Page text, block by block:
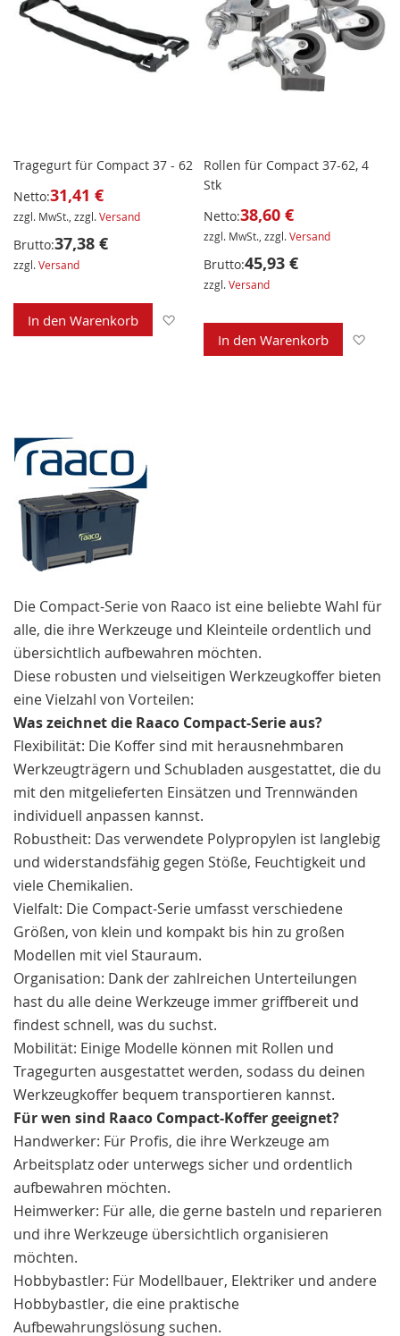
Tragegurt für Compact 37 - 62
Netto:31,41 €
zzgl. MwSt., zzgl.Versand
Brutto:37,38 €
zzgl.Versand
In den Warenkorb Zur Wunschliste hinzufügen
Rollen für Compact 37-62, 4
Stk
Netto:38,60 €
zzgl. MwSt., zzgl.Versand
Brutto:45,93 €
zzgl.Versand
In den Warenkorb
Die Compact-Serie von Raaco ist eine beliebte Wahl für
alle, die ihre Werkzeuge und Kleinteile ordentlich und
übersichtlich aufbewahren möchten.
Diese robusten und vielseitigen Werkzeugkoffer bieten
eine Vielzahl von Vorteilen:
Was zeichnet die Raaco Compact-Serie aus?
Flexibilität: Die Koffer sind mit herausnehmbaren
Werkzeugträgern und Schubladen ausgestattet, die du
mit den mitgelieferten Einsätzen und Trennwänden
individuell anpassen kannst.
Robustheit: Das verwendete Polypropylen ist langlebig
und widerstandsfähig gegen Stöße, Feuchtigkeit und
viele Chemikalien.
Vielfalt: Die Compact-Serie umfasst verschiedene
Größen, von klein und kompakt bis hin zu großen
Modellen mit viel Stauraum.
Organisation: Dank der zahlreichen Unterteilungen
hast du alle deine Werkzeuge immer griffbereit und
findest schnell, was du suchst.
Mobilität: Einige Modelle können mit Rollen und
Tragegurten ausgestattet werden, sodass du deinen
Werkzeugkoffer bequem transportieren kannst.
Für wen sind Raaco Compact-Koffer geeignet?
Handwerker: Für Profis, die ihre Werkzeuge am
Arbeitsplatz oder unterwegs sicher und ordentlich
aufbewahren möchten.
Heimwerker: Für alle, die gerne basteln und reparieren
und ihre Werkzeuge übersichtlich organisieren
möchten.
Hobbybastler: Für Modellbauer, Elektriker und andere
Hobbybastler, die eine praktische
Aufbewahrungslösung suchen.